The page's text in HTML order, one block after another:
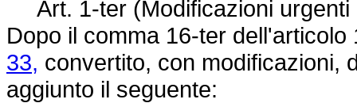
Art. 1-ter (Modificazioni urgenti
Dopo il comma 16-ter
33, convertito, con modificazioni,
aggiunto il seguente: